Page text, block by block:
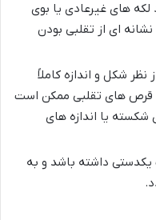
لکه های غیرعادی یا بوی
ای از تقلبی بودن
نظر شکل و اندازه کاملاً
قرص های تقلبی ممکن است
شکسته یا اندازه های
داشته باشد و به